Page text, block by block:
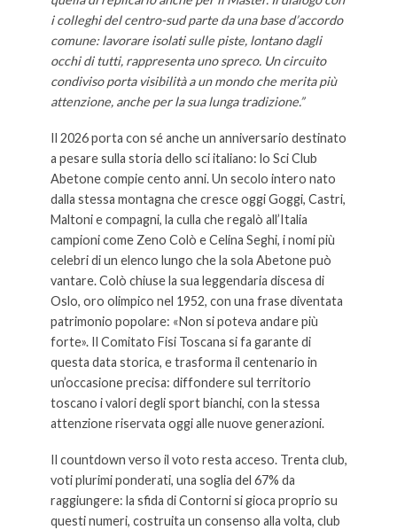
i colleghi del centro-sud parte da una base d’accordo
comune: lavorare isolati sulle piste, lontano dagli
occhi di tutti, rappresenta uno spreco. Un circuito
condiviso porta visibilità a un mondo che merita più
attenzione, anche per la sua lunga tradizione.”
Il 2026 porta con sé anche un anniversario destinato
a pesare sulla storia dello sci italiano: lo Sci Club
Abetone compie cento anni. Un secolo intero nato
dalla stessa montagna che cresce oggi Goggi, Castri,
Maltoni e compagni, la culla che regalò all’Italia
campioni come Zeno Colò e Celina Seghi, i nomi più
celebri di un elenco lungo che la sola Abetone può
vantare. Colò chiuse la sua leggendaria discesa di
Oslo, oro olimpico nel 1952, con una frase diventata
patrimonio popolare: «Non si poteva andare più
forte». Il Comitato Fisi Toscana si fa garante di
questa data storica, e trasforma il centenario in
un’occasione precisa: diffondere sul territorio
toscano i valori degli sport bianchi, con la stessa
attenzione riservata oggi alle nuove generazioni.
Il countdown verso il voto resta acceso. Trenta club,
voti plurimi ponderati, una soglia del 67% da
raggiungere: la sfida di Contorni si gioca proprio su
questi numeri, costruita un consenso alla volta, club